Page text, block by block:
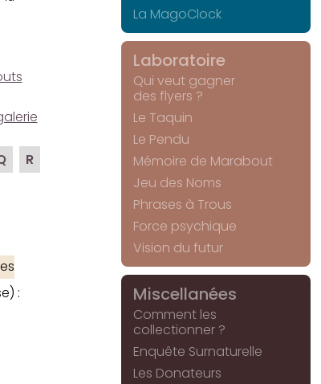
R
:
La MagoClock
Laboratoire
Qui veut gagner
des flyers ?
Le Taquin
Le Pendu
Mémoire de Marabout
Jeu des Noms
Phrases à Trous
Force psychique
Vision du futur
Miscellanées
Comment les
collectionner ?
Enquête Surnaturelle
Les Donateurs